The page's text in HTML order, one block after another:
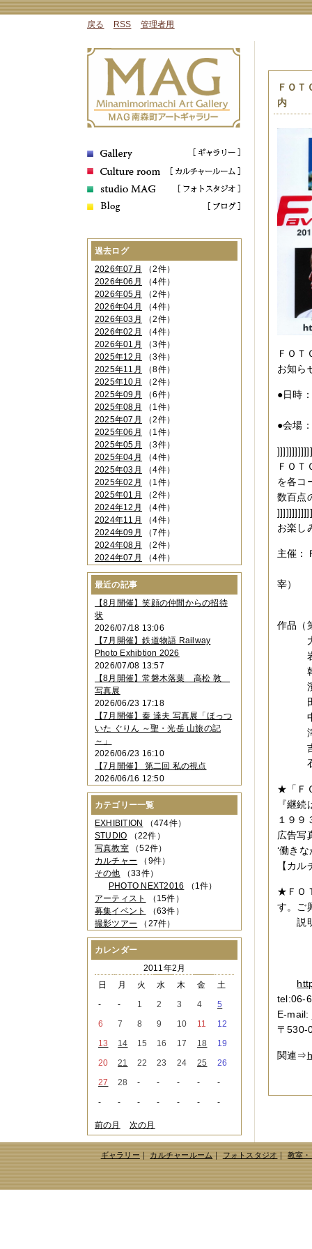
戻る RSS 管理者用
ＦＯＴ
内
ＦＯＴ
お知ら
●日時
●会場
ＦＯＴ
を各コ
数百点
お楽
主催
宰）
作品（
大迫
岩城
乾亮
濱朋
田中
中ノ
津守
吉岡
石
★「
『継
１９９
広告写
‘働き
【カ
★ＦＯ
す。ご
説明
tel:06-
E-mail:
〒530-
関連⇒
過去ログ
2026年07月
（2件）
2026年06月
（4件）
2026年05月
（2件）
2026年04月
（4件）
2026年03月
（2件）
2026年02月
（4件）
2026年01月
（3件）
2025年12月
（3件）
2025年11月
（8件）
2025年10月
（2件）
2025年09月
（6件）
2025年08月
（1件）
2025年07月
（2件）
2025年06月
（1件）
2025年05月
（3件）
2025年04月
（4件）
2025年03月
（4件）
2025年02月
（1件）
2025年01月
（2件）
2024年12月
（4件）
2024年11月
（4件）
2024年09月
（7件）
2024年08月
（2件）
2024年07月
（4件）
2024年06月（4件）
2024年04月
2024年03月（3件）
2024年02月（2件）
2023年12月
2023年11月 （4件）
2023年10月（3件）
2023年09月（4件）
2023年08月 （1件）
2023年06月（3件）
2023年05月
2023年04月 （2件）
2023年03月（5件）
2023年02月（3件）
2023年01月
2022年12月 （3件）
2022年11月（2件）
2022年10月（4件）
2022年09月（2件）
2022年08月
（3件）
2022年07月（3件）
2022年05月（4件）
2022年04月（2件）
2022年03月
（5件）
2022年02月（3件）
2022年01月（3件）
2021年12月（2件）
2021年11月（3件）
2021年10月
（1件）
2021年08月
2021年07月（1件）
（3件）
2021年05月（2件）
2021年03月 （3件）
2021年02月 （1件）
2020年12月（3件）
2020年11月（6件）
2020年09月
（5件）
2020年06月（2件）
2020年04月（4件）
2020年03月（9件）
2020年02月（3件）
2020年01月（5件）
2019年12月（3件）
最近の記事
【8月開催】笑顔の仲間からの招待
状
2026/07/18 13:06
【7月開催】鉄道物語 Railway
Photo Exhibtion 2026
2026/07/08 13:57
【8月開催】常磐木落葉 高松 敦
写真展
2026/06/23 17:18
【7月開催】秦 達夫 写真展「ほっつ
いた ぐりん ～聖・光岳 山旅の記
～」
2026/06/23 16:10
【7月開催】 第二回 私の視点
2026/06/16 12:50
カテゴリー一覧
EXHIBITION （474件）
STUDIO （22件）
写真教室（52件）
カルチャー （9件）
その他 （33件）
PHOTO NEXT2016 （1件）
アーティスト
（15件）
募集イベント
（63件）
撮影ツアー （27件）
カレンダー
2011年2月
日
月 火 水 木 金
土
-
- 1 2 3 4
5
6
7 8 9 10 11
12
13
14 15 16 17 18
19
20
21 22 23 24 25
26
27
28 - - - -
-
-
- - - - - -
前の月 次の月
ギャラリー｜ カルチャールーム｜ フォトスタジオ｜ 教室